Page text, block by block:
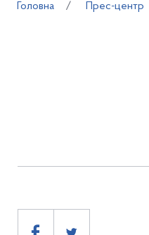
Головна Прес-центр